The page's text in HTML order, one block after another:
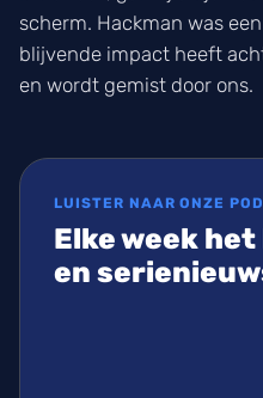
scherm. Hackman was
blijvende impact heeft
en wordt gemist door ons.
LUISTER NAAR ONZE
Elke week
en